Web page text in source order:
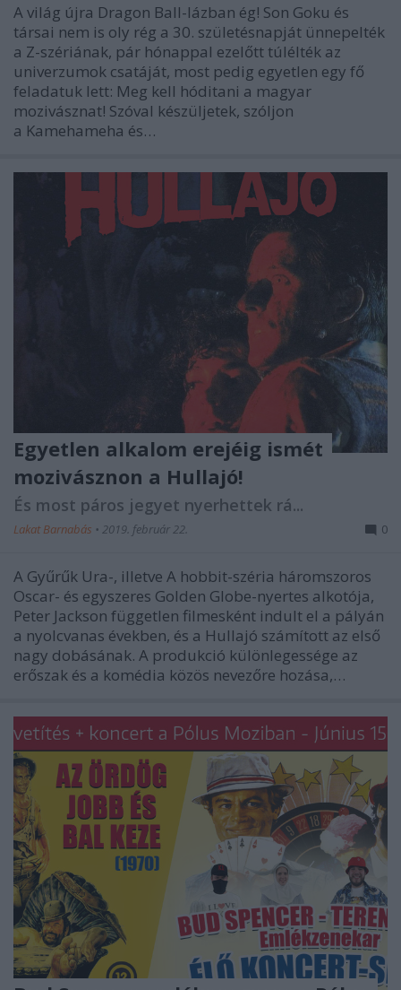
A világ újra Dragon Ball-lázban ég! Son Goku és
társai nem is oly rég a 30. születésnapját ünnepelték
a Z-szériának, pár hónappal ezelőtt túlélték az
univerzumok csatáját, most pedig egyetlen egy fő
feladatuk lett: Meg kell hóditani a magyar
mozivásznat! Szóval készüljetek, szóljon
a Kamehameha és…
Egyetlen alkalom erejéig ismét
mozivásznon a Hullajó!
És most páros jegyet nyerhettek rá...
Lakat Barnabás • 2019. február 22. 0
A Gyűrűk Ura-, illetve A hobbit-széria háromszoros
Oscar- és egyszeres Golden Globe-nyertes alkotója,
Peter Jackson független filmesként indult el a pályán
a nyolcvanas években, és a Hullajó számított az első
nagy dobásának. A produkció különlegessége az
erőszak és a komédia közös nevezőre hozása,…